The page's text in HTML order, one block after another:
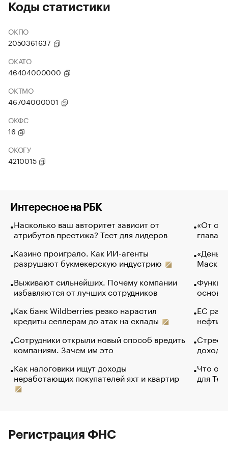
Коды статистики
ОКПО
2050361637
ОКАТО
46404000000
ОКТМО
46704000001
ОКФС
16
ОКОГУ
4210015
Интересное на РБК
Насколько ваш авторитет зависит от
атрибутов престижа? Тест для лидеров
Казино проиграло. Как ИИ-агенты
разрушают букмекерскую индустрию
Выживают сильнейших. Почему компании
избавляются от лучших сотрудников
Как банк Wildberries резко нарастил
кредиты селлерам до атак на склады
Сотрудники открыли новый способ вредить
компаниям. Зачем им это
Как налоговики ищут доходы
неработающих покупателей яхт и квартир
«От
глава
Маск в
основ
ЕС
нефти
Что
для
Регистрация ФНС